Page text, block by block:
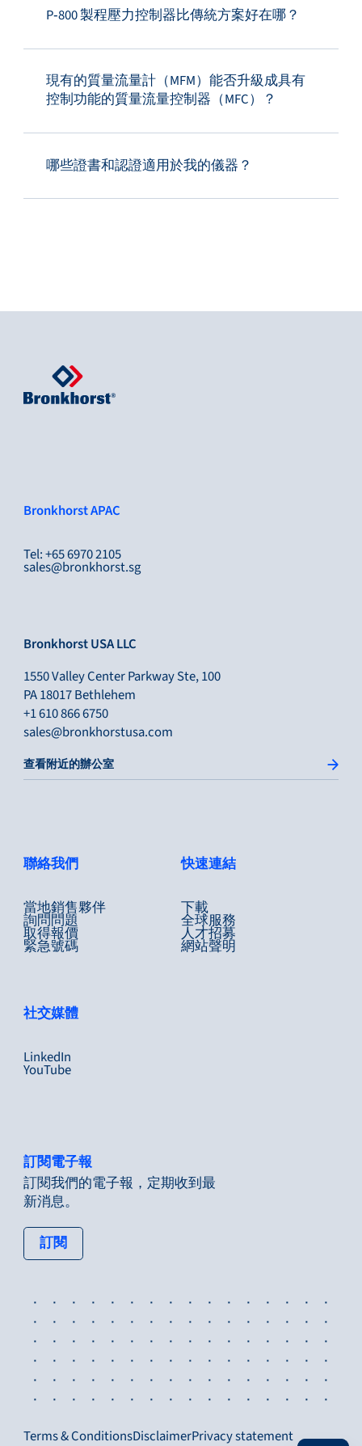
P‑800 製程壓力控制器比傳統方案好在哪？
現有的質量流量計（MFM）能否升級成具有
控制功能的質量流量控制器（MFC）？
哪些證書和認證適用於我的儀器？
Bronkhorst APAC
Tel: +65 6970 2105
sales@bronkhorst.sg
Bronkhorst USA LLC
1550 Valley Center Parkway Ste, 100
PA 18017 Bethlehem
+1 610 866 6750
sales@bronkhorstusa.com
查看附近的辦公室
聯絡我們
當地銷售夥伴
詢問問題
取得報價
緊急號碼
快速連結
下載
全球服務
人才招募
網站聲明
社交媒體
LinkedIn
YouTube
訂閱電子報
訂閱我們的電子報，定期收到最
新消息。
訂閱: tertiary button
Terms & ConditionsDisclaimerPrivacy statement